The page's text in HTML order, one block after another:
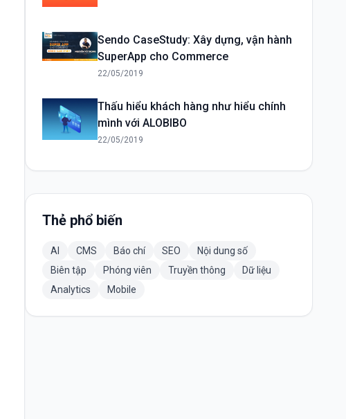
Sendo CaseStudy: Xây dựng, vận hành
SuperApp cho Commerce
22/05/2019
Thấu hiểu khách hàng như hiểu chính
mình với ALOBIBO
22/05/2019
Thẻ phổ biến
AI CMS Báo chí SEO
Nội dung số
Biên tập
Phóng viên Truyền thông
Dữ liệu
Analytics
Mobile